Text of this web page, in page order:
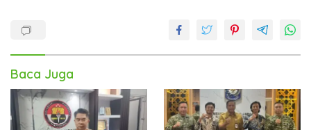
Baca Juga